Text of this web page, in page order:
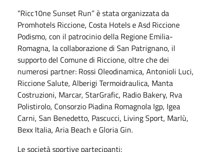
“Ricc10ne Sunset Run” è stata organizzata da
Promhotels Riccione, Costa Hotels e Asd Riccione
Podismo, con il patrocinio della Regione Emilia-
Romagna, la collaborazione di San Patrignano, il
supporto del Comune di Riccione, oltre che dei
numerosi partner: Rossi Oleodinamica, Antonioli Luci,
Riccione Salute, Alberigi Termoidraulica, Manta
Costruzioni, Marcar, StarGrafic, Radio Bakery, Rva
Polistirolo, Consorzio Piadina Romagnola Igp, Igea
Carni, San Benedetto, Pascucci, Living Sport, Marlù,
Bexx Italia, Aria Beach e Gloria Gin.
Le società sportive partecipanti: